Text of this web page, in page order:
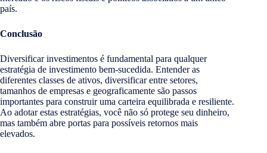
país.
Conclusão
Diversificar investimentos é fundamental para qualquer
estratégia de investimento bem-sucedida. Entender as
diferentes classes de ativos, diversificar entre setores,
tamanhos de empresas e geograficamente são passos
importantes para construir uma carteira equilibrada e resiliente.
Ao adotar estas estratégias, você não só protege seu dinheiro,
mas também abre portas para possíveis retornos mais
elevados.